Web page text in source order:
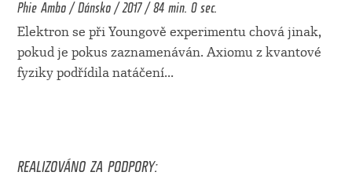
Phie Ambo / Dánsko / 2017 / 84 min. 0 sec.
Elektron se při Youngově experimentu chová jinak,
pokud je pokus zaznamenáván. Axiomu z kvantové
fyziky podřídila natáčení...
REALIZOVÁNO ZA PODPORY: